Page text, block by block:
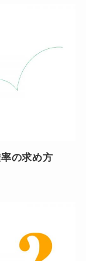
の求め方